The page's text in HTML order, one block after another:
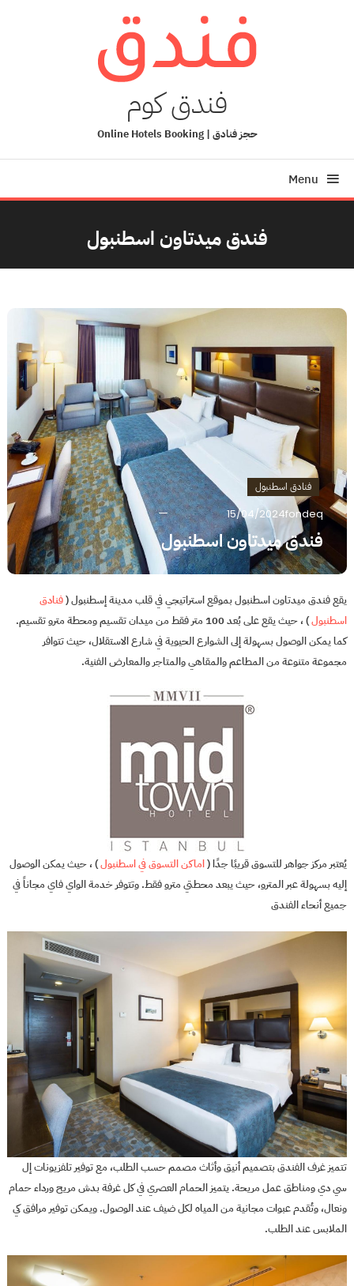
فندق كوم
حجز فنادق | Online Hotels Booking
Menu
فندق ميدتاون اسطنبول
فنادق اسطنبول
15/04/2024fondeq
فندق ميدتاون اسطنبول
يقع فندق ميدتاون اسطنبول بموقع استراتيجي في قلب مدينة إسطنبول (فنادق
اسطنبول
) ، حيث يقع على بُعد 100 متر فقط من ميدان تقسيم ومحطة مترو تقسيم.
كما يمكن الوصول بسهولة إلى الشوارع الحيوية في شارع الاستقلال، حيث تتوافر
مجموعة متنوعة من المطاعم والمقاهي والمتاجر والمعارض الفنية.
يُعتبر مركز جواهر للتسوق قريبًا جدًا (اماكن التسوق في اسطنبول) ، حيث يمكن الوصول
إليه بسهولة عبر المترو، حيث يبعد محطتي مترو فقط. وتتوفر خدمة الواي فاي مجاناً في
جميع أنحاء الفندق
تتميز غرف الفندق بتصميم أنيق وأثاث مصمم حسب الطلب، مع توفير تلفزيونات إل
سي دي ومناطق عمل مريحة. يتميز الحمام العصري في كل غرفة بدش مريح ورداء حمام
ونعال، وتُقدم عبوات مجانية من المياه لكل ضيف عند الوصول. ويمكن توفير مرافق كي
الملابس عند الطلب.